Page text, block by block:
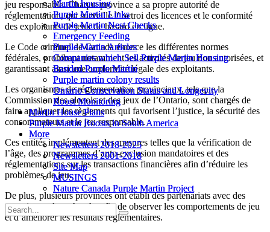
Martin housing
Purple Martin Links
Purple Martin Nest Checks
Emergency Feeding
Purple Martin Articles
Companies which Sell Purple Martin Housing
Banded Purple Martin
Purple martin colony results
Ontario Conservation Status and Longevity
Roost Monitoring
Martin House Plans
Purple Martin Roosts in South America
More
Newsletters 2018-2025
Newsletters 2001-2018
Site Map
MUSINGS
Nature Canada Purple Martin Project
Martin housing
Purple Martin Links
Purple Martin Nest Checks
Emergency Feeding
Purple Martin Articles
Companies which Sell Purple Martin Housing
Banded Purple Martin
Purple martin colony results
Ontario Conservation Status and Longevity
Roost Monitoring
Martin House Plans
Purple Martin Roosts in South America
More
Newsletters 2018-2025
Newsletters 2001-2018
Site Map
MUSINGS
Nature Canada Purple Martin Project
jeu responsable. Chaque province a sa propre autorité de
réglementation, qui surveille l’ octroi des licences et le conformité
des exploitants de jeux de hasard en ligne.
Le Code criminel de Canada énonce les différentes normes
fédérales, prohibant notamment les activités de jeu non autorisées, et
garantissant ainsi une conformité légale des exploitants.
Les organismes de réglementation provinciaux, tels que la
Commission des alcools et des jeux de l’Ontario, sont chargés de
faire appliquer les règlements qui favorisent l’justice, la sécurité des
consommateurs et le jeu responsable.
Ces entités implémentent des mesures telles que la vérification de
l’âge, des programmes d’auto-exclusion mandatoires et des
réglementations sur les transactions financières afin d’réduire les
problèmes de jeu.
De plus, plusieurs provinces ont établi des partenariats avec des
organismes de recherche afin de observer les comportements de jeu
et d’améliorer les résultats réglementaires.